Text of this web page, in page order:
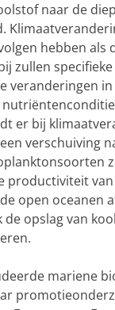
naar de
hebben als
zullen
veranderingen in
er bij
verschuiving
productiviteit
open oceanen
opslag van
mariene